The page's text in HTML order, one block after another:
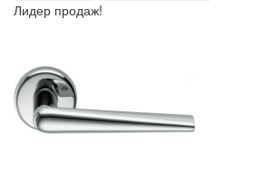
Лидер продаж!